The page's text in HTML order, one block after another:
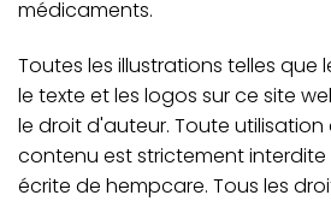
médicaments.
Toutes les illustrations telles que
le texte et les logos sur ce site
le droit d'auteur. Toute
contenu est strictement
écrite de hempcare. Tous les